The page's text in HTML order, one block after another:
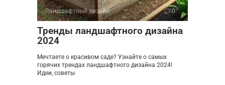
Ландшафтный дизайн 0
Тренды ландшафтного дизайна
2024
Мечтаете о красивом саде? Узнайте о самых
горячих трендах ландшафтного дизайна 2024!
Идеи, советы